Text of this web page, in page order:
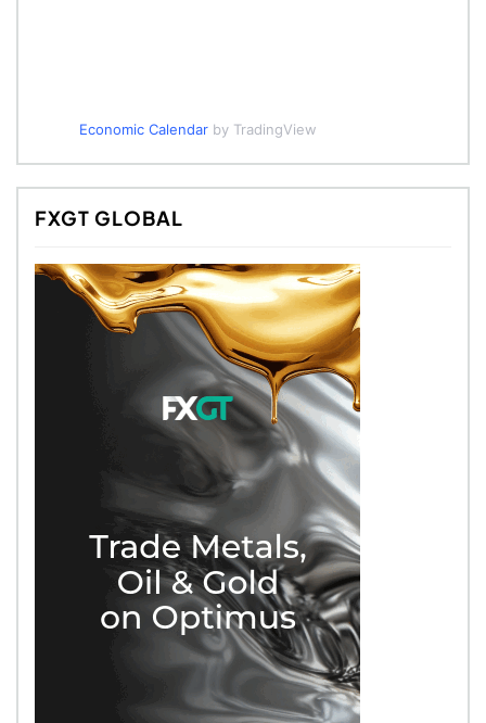
Economic Calendarby TradingView
FXGT GLOBAL